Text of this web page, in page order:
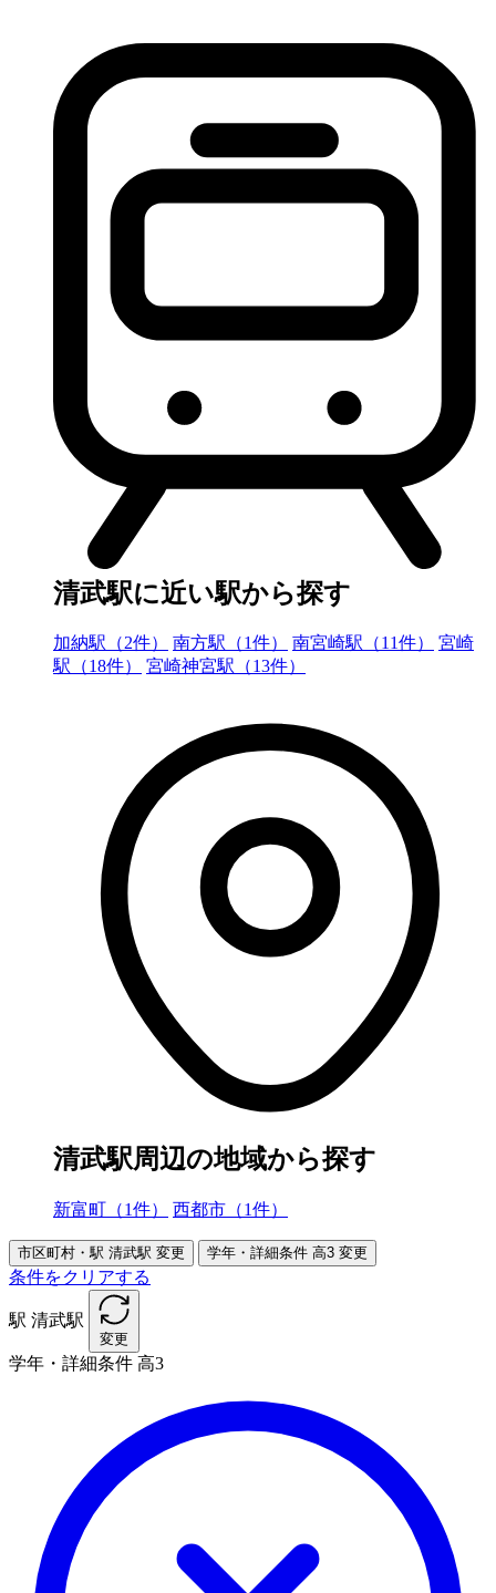
清武駅に近い駅から探す
加納駅（2件） 南方駅（1件） 南宮崎駅（11件）
宮崎
駅（18件）
宮崎神宮駅（13件）
清武駅周辺の地域から探す
新富町（1件） 西都市（1件）
市区町村・駅 清武駅 変更 学年・詳細条件 高3 変更
条件をクリアする
駅 清武駅
変更
学年・詳細条件 高3